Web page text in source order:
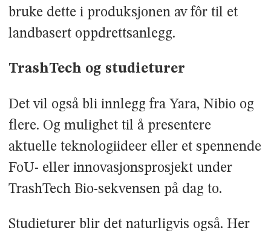
bruke dette i produksjonen av fôr til et
landbasert oppdrettsanlegg.
TrashTech og studieturer
Det vil også bli innlegg fra Yara, Nibio og
flere. Og mulighet til å presentere
aktuelle teknologiideer eller et spennende
FoU- eller innovasjonsprosjekt under
TrashTech Bio-sekvensen på dag to.
Studieturer blir det naturligvis også. Her